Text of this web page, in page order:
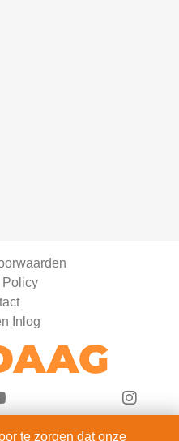
Policy
Inlog
te zorgen dat onze